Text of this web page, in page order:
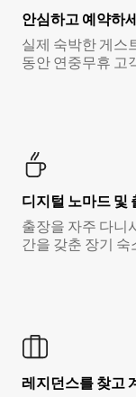
안심하고 예약하
실제 숙박한 게스
동안 연중무휴 고
디지털 노마드 및
출장을 자주 다니
간을 갖춘 장기
레지던스를 찾고